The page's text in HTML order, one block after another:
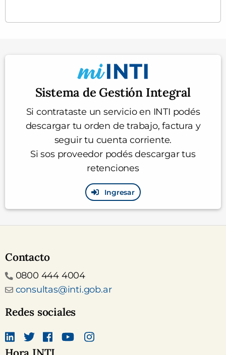
Sistema de Gestión Integral
Si contrataste un servicio en INTI podés
descargar tu orden de trabajo, factura y
seguir tu cuenta corriente.
Si sos proveedor podés descargar tus
retenciones
Ingresar
Contacto
Teléfono
0800 444 4004
Email
consultas@inti.gob.ar
Redes sociales
Linkedin
TwitterFacebook